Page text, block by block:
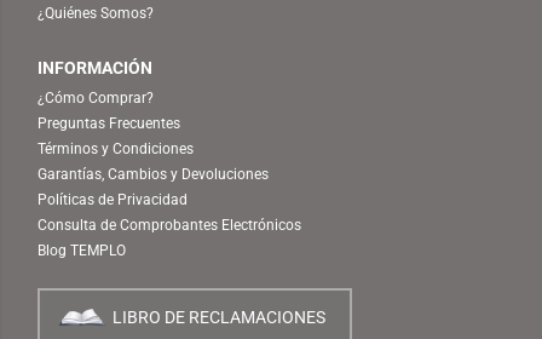
¿Quiénes Somos?
INFORMACIÓN
¿Cómo Comprar?
Preguntas Frecuentes
Términos y Condiciones
Garantías, Cambios y Devoluciones
Políticas de Privacidad
Consulta de Comprobantes Electrónicos
Blog TEMPLO
LIBRO DE RECLAMACIONES